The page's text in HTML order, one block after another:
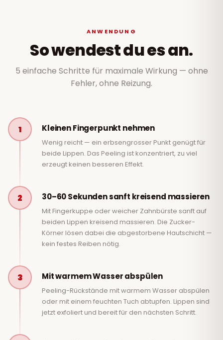
ANWENDUNG
So wendest du es an.
5 einfache Schritte für maximale Wirkung — ohne
Fehler, ohne Reizung.
1 Kleinen Fingerpunkt nehmen
Wenig reicht — ein erbsengrosser Punkt genügt für
beide Lippen. Das Peeling ist konzentriert, zu viel
erzeugt keinen besseren Effekt.
2 30–60 Sekunden sanft kreisend massieren
Mit Fingerkuppe oder weicher Zahnbürste sanft auf
beiden Lippen kreisend massieren. Die Zucker-
Körner lösen dabei die abgestorbene Hautschicht —
kein festes Reiben nötig.
3 Mit warmem Wasser abspülen
Peeling-Rückstände mit warmem Wasser abspülen
oder mit einem feuchten Tuch abtupfen. Lippen sind
jetzt exfoliert und bereit für den nächsten Schritt.